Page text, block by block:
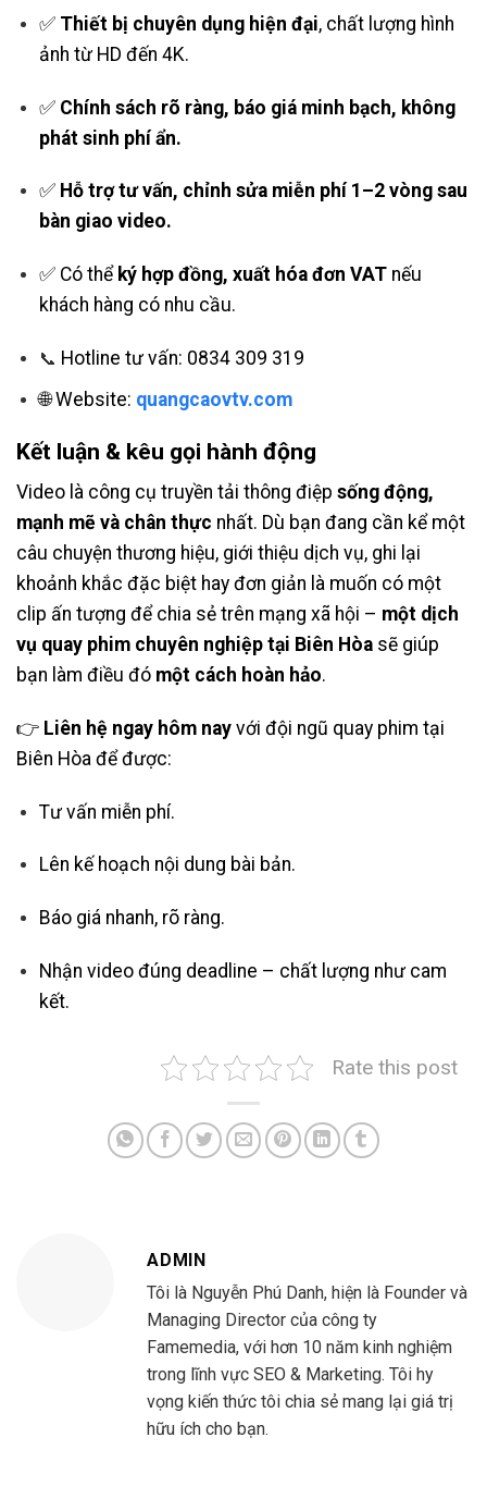
✅ Thiết bị chuyên dụng hiện đại, chất lượng hình
ảnh từ HD đến 4K.
✅ Chính sách rõ ràng, báo giá minh bạch, không
phát sinh phí ẩn.
✅ Hỗ trợ tư vấn, chỉnh sửa miễn phí 1–2 vòng sau
bàn giao video.
✅ Có thể ký hợp đồng, xuất hóa đơn VATnếu
khách hàng có nhu cầu.
📞 Hotline tư vấn: 0834 309 319
🌐 Website: quangcaovtv.com
Kết luận & kêu gọi hành động
Video là công cụ truyền tải thông điệp sống động,
mạnh mẽ và chân thực nhất. Dù bạn đang cần kể một
câu chuyện thương hiệu, giới thiệu dịch vụ, ghi lại
khoảnh khắc đặc biệt hay đơn giản là muốn có một
clip ấn tượng để chia sẻ trên mạng xã hội – một dịch
vụ quay phim chuyên nghiệp tại Biên Hòa sẽ giúp
bạn làm điều đó một cách hoàn hảo.
👉 Liên hệ ngay hôm nay với đội ngũ quay phim tại
Biên Hòa để được:
Tư vấn miễn phí.
Lên kế hoạch nội dung bài bản.
Báo giá nhanh, rõ ràng.
Nhận video đúng deadline – chất lượng như cam
kết.
Rate this post
ADMIN
Tôi là Nguyễn Phú Danh, hiện là Founder và
Managing Director của công ty
Famemedia, với hơn 10 năm kinh nghiệm
trong lĩnh vực SEO & Marketing. Tôi hy
vọng kiến thức tôi chia sẻ mang lại giá trị
hữu ích cho bạn.